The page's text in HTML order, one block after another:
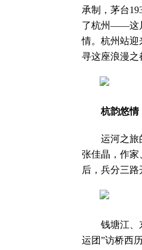
承制，茅台
了杭州——这
情。杭州站迎
寻这座浪漫之
杭韵悠情
运河之旅的
张佳晶，作家
后，兵分三路
钱塘江、东
运团”访桥西